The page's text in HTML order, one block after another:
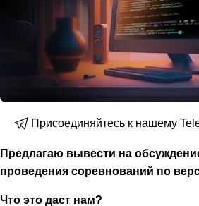
Присоединяйтесь к нашему
Предлагаю вывести на
проведения соревнований по
Что это даст нам?